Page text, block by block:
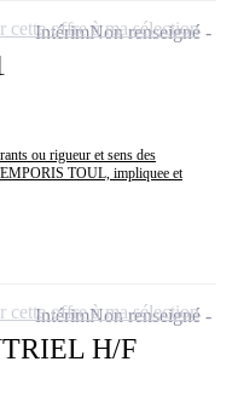
ou rigueur et sens des
TOUL, impliquee et
IntérimNon renseigné
cette offre à ma sélection
H/F
IntérimNon renseigné
cette offre à ma sélection